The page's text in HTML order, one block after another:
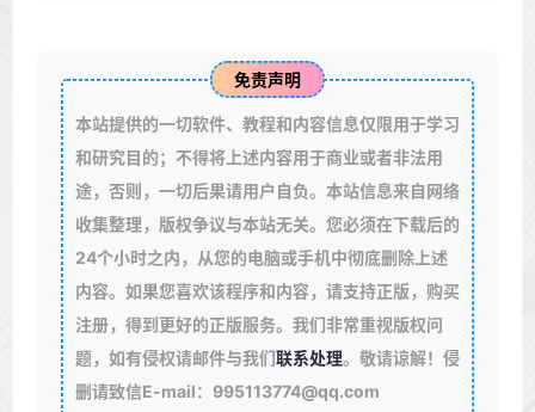
免责声明
本站提供的一切软件、教程和内容信息仅限用于学习
和研究目的；不得将上述内容用于商业或者非法用
途，否则，一切后果请用户自负。本站信息来自网络
收集整理，版权争议与本站无关。您必须在下载后的
24个小时之内，从您的电脑或手机中彻底删除上述
内容。如果您喜欢该程序和内容，请支持正版，购买
注册，得到更好的正版服务。我们非常重视版权问
题，如有侵权请邮件与我们联系处理。敬请谅解！侵
删请致信E-mail：995113774@qq.com